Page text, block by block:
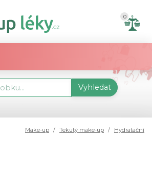
0
Vyhledat
Make-up Tekutý make-up Hydratační